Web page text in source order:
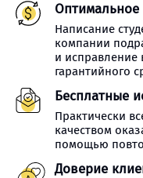
Оптимальное
Написание
компании
и исправление
гарантийного
Бесплатные
Практически
качеством
помощью
Доверие